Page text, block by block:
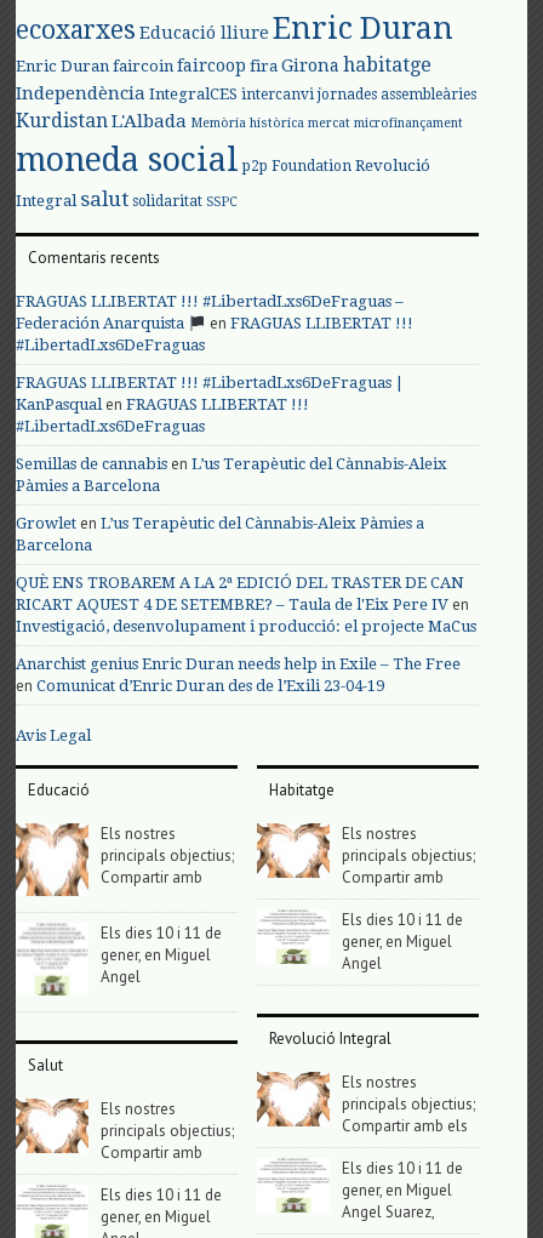
ecoxarxes Educació lliure Enric Duran
Enric Duran faircoin faircoop fira Girona habitatge
Independència IntegralCES intercanvi jornades assembleàries
KurdistanL'Albada Memòria històrica mercat microfinançament
moneda social p2p Foundation Revolució
Integral salut solidaritat SSPC
Comentaris recents
FRAGUAS LLIBERTAT !!! #LibertadLxs6DeFraguas –
Federación Anarquista
enFRAGUAS LLIBERTAT !!!
#LibertadLxs6DeFraguas
FRAGUAS LLIBERTAT !!! #LibertadLxs6DeFraguas |
KanPasqualenFRAGUAS LLIBERTAT !!!
#LibertadLxs6DeFraguas
Semillas de cannabis enL’us Terapèutic del Cànnabis-Aleix
Pàmies a Barcelona
Growlet enL’us Terapèutic del Cànnabis-Aleix Pàmies a
Barcelona
QUÈ ENS TROBAREM A LA 2ª EDICIÓ DEL TRASTER DE CAN
RICART AQUEST 4 DE SETEMBRE? – Taula de l'Eix Pere IV en
Investigació, desenvolupament i producció: el projecte MaCus
Anarchist genius Enric Duran needs help in Exile – The Free
enComunicat d’Enric Duran des de l’Exili 23-04-19
Avis Legal
Educació
Els nostres
principals objectius;
Compartir amb
Els dies 10 i 11 de
gener, en Miguel
Angel
Salut
Els nostres
principals objectius;
Compartir amb
Els dies 10 i 11 de
gener, en Miguel
Habitatge
Els nostres
principals objectius;
Compartir amb
Els dies 10 i 11 de
gener, en Miguel
Angel
Revolució Integral
Els nostres
principals objectius;
Compartir amb els
Els dies 10 i 11 de
gener, en Miguel
Angel Suarez,